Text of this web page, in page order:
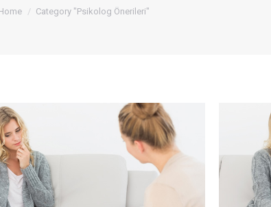
are here:
Category "Psikolog Önerileri"